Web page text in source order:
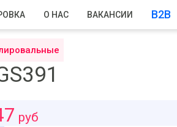
О НАС ВАКАНСИИ B2B
руб